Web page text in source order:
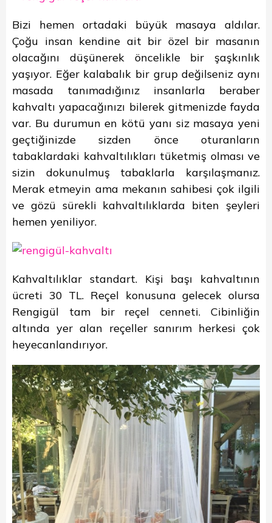
Bizi hemen ortadaki büyük masaya aldılar.
Çoğu insan kendine ait bir özel bir masanın
olacağını düşünerek öncelikle bir şaşkınlık
yaşıyor. Eğer kalabalık bir grup değilseniz aynı
masada tanımadığınız insanlarla beraber
kahvaltı yapacağınızı bilerek gitmenizde fayda
var. Bu durumun en kötü yanı siz masaya yeni
geçtiğinizde sizden önce oturanların
tabaklardaki kahvaltılıkları tüketmiş olması ve
sizin dokunulmuş tabaklarla karşılaşmanız.
Merak etmeyin ama mekanın sahibesi çok ilgili
ve gözü sürekli kahvaltılıklarda biten şeyleri
hemen yeniliyor.
Kahvaltılıklar standart. Kişi başı kahvaltının
ücreti 30 TL. Reçel konusuna gelecek olursa
Rengigül tam bir reçel cenneti. Cibinliğin
altında yer alan reçeller sanırım herkesi çok
heyecanlandırıyor.